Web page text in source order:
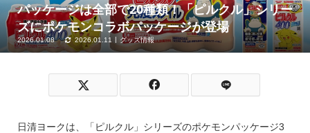
パッケージは全部で20種類！「ピルクル」シリー
ズにポケモンコラボパッケージが登場
2026.01.08 2026.01.11 グッズ情報
日清ヨークは、「ピルクル」シリーズのポケモンパッケージ3